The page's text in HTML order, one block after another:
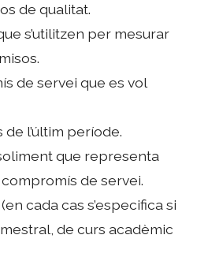
de qualitat.
s’utilitzen per mesurar
de servei que es vol
de l’últim període.
que representa
de servei.
cada cas s’especifica si
de curs acadèmic